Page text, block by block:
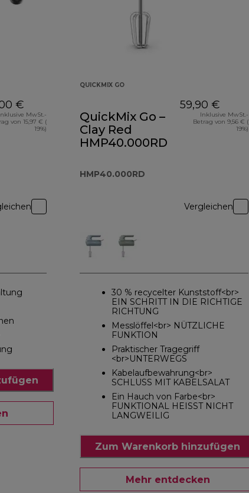
€
MwSt.-
von 15,97 € (
19%)
QUICKMIX GO
QuickMix Go –
Clay Red
HMP40.000RD
HMP40.000RD
59,90 €
Inklusive MwSt.-
Betrag von 9,56 € (
19%)
Vergleichen
30 % recycelter Kunststoff<br>
EIN SCHRITT IN DIE RICHTIGE
RICHTUNG
Messlöffel<br> NÜTZLICHE
FUNKTION
Praktischer Tragegriff
<br>UNTERWEGS
Kabelaufbewahrung<br>
SCHLUSS MIT KABELSALAT
Ein Hauch von Farbe<br>
FUNKTIONAL HEISST NICHT
LANGWEILIG
Zum Warenkorb hinzufügen
Mehr entdecken